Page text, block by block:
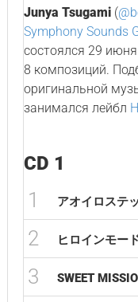
Junya Tsugami(
Symphony Sounds
состоялся 29
8 композиций.
оригинальной
занимался лейбл
CD 1
1 アオイロステ
2 ヒロインモー
3 SWEET